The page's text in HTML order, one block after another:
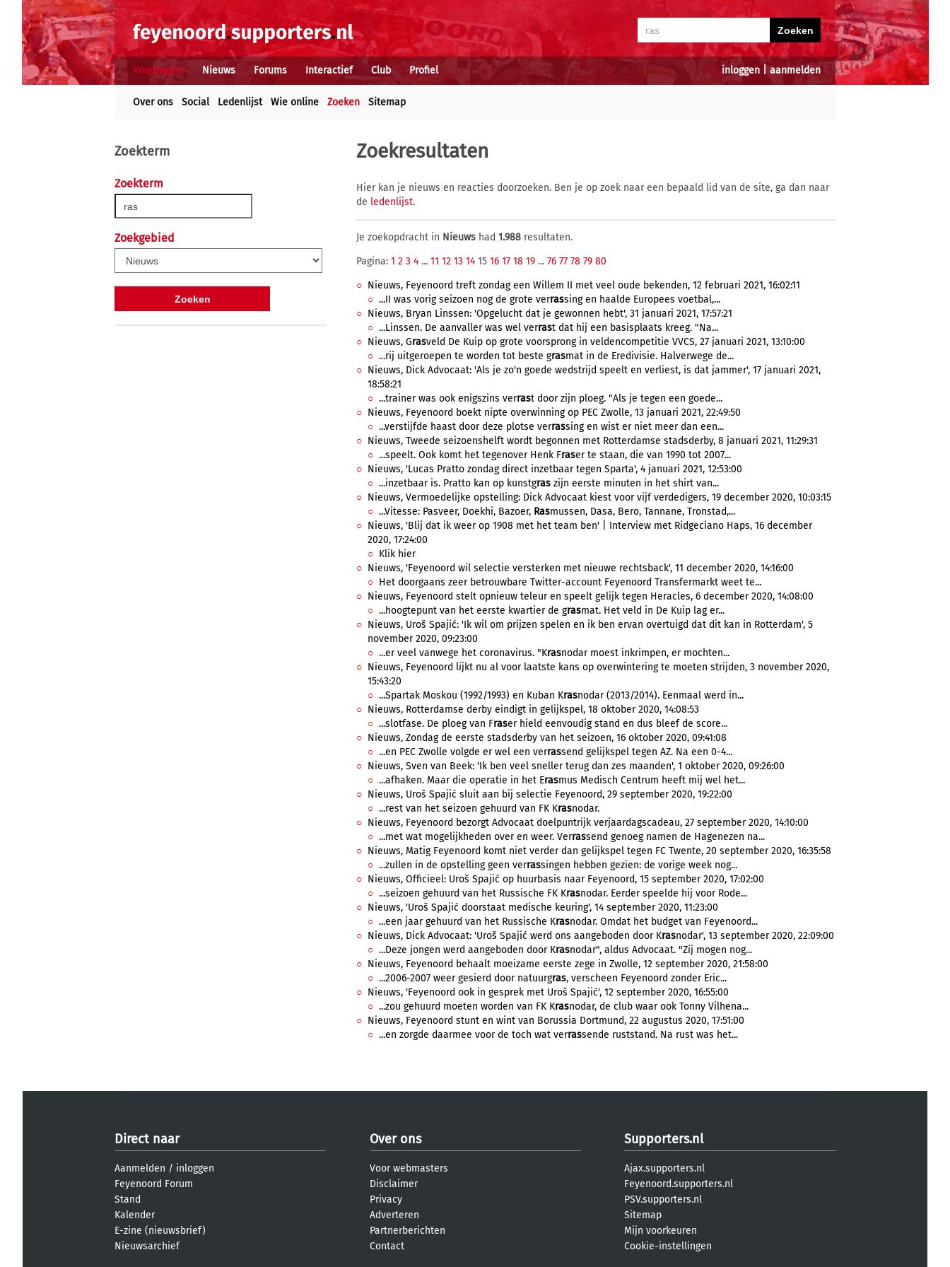
inloggen aanmelden
Voorpagina Nieuws Forums Interactief Club Profiel
Over ons Social Ledenlijst Wie online Zoeken Sitemap
Zoekterm
Zoekterm
Zoekgebied
Zoekresultaten
Hier kan je nieuws en reacties doorzoeken. Ben je op zoek naar een bepaald lid van de site, ga dan naar
de ledenlijst.
Je zoekopdracht in Nieuws had 1.988 resultaten.
Pagina: 1 2 3 4 ... 11 12 13 14 15 16 17 18 19 ... 76 77 78 79 80
Nieuws, Feyenoord treft zondag een Willem II met veel oude bekenden, 12 februari 2021, 16:02:11
...II was vorig seizoen nog de grote verrassing en haalde Europees voetbal,...
Nieuws, Bryan Linssen: 'Opgelucht dat je gewonnen hebt', 31 januari 2021, 17:57:21
...Linssen. De aanvaller was wel verrast dat hij een basisplaats kreeg. "Na...
Nieuws, Grasveld De Kuip op grote voorsprong in veldencompetitie VVCS, 27 januari 2021, 13:10:00
...rij uitgeroepen te worden tot beste grasmat in de Eredivisie. Halverwege de...
Nieuws, Dick Advocaat: 'Als je zo'n goede wedstrijd speelt en verliest, is dat jammer', 17 januari 2021,
18:58:21
...trainer was ook enigszins verrast door zijn ploeg. "Als je tegen een goede...
Nieuws, Feyenoord boekt nipte overwinning op PEC Zwolle, 13 januari 2021, 22:49:50
...verstijfde haast door deze plotse verrassing en wist er niet meer dan een...
Nieuws, Tweede seizoenshelft wordt begonnen met Rotterdamse stadsderby, 8 januari 2021, 11:29:31
...speelt. Ook komt het tegenover Henk Fraser te staan, die van 1990 tot 2007...
Nieuws, 'Lucas Pratto zondag direct inzetbaar tegen Sparta', 4 januari 2021, 12:53:00
...inzetbaar is. Pratto kan op kunstgras zijn eerste minuten in het shirt van...
Nieuws, Vermoedelijke opstelling: Dick Advocaat kiest voor vijf verdedigers, 19 december 2020, 10:03:15
...Vitesse: Pasveer, Doekhi, Bazoer, Rasmussen, Dasa, Bero, Tannane, Tronstad,...
Nieuws, 'Blij dat ik weer op 1908 met het team ben' | Interview met Ridgeciano Haps, 16 december
2020, 17:24:00
Klik hier
Nieuws, 'Feyenoord wil selectie versterken met nieuwe rechtsback', 11 december 2020, 14:16:00
Het doorgaans zeer betrouwbare Twitter-account Feyenoord Transfermarkt weet te...
Nieuws, Feyenoord stelt opnieuw teleur en speelt gelijk tegen Heracles, 6 december 2020, 14:08:00
...hoogtepunt van het eerste kwartier de grasmat. Het veld in De Kuip lag er...
Nieuws, Uroš Spajić: 'Ik wil om prijzen spelen en ik ben ervan overtuigd dat dit kan in Rotterdam', 5
november 2020, 09:23:00
...er veel vanwege het coronavirus. "Krasnodar moest inkrimpen, er mochten...
Nieuws, Feyenoord lijkt nu al voor laatste kans op overwintering te moeten strijden, 3 november 2020,
15:43:20
...Spartak Moskou (1992/1993) en Kuban Krasnodar (2013/2014). Eenmaal werd in...
Nieuws, Rotterdamse derby eindigt in gelijkspel, 18 oktober 2020, 14:08:53
...slotfase. De ploeg van Fraser hield eenvoudig stand en dus bleef de score...
Nieuws, Zondag de eerste stadsderby van het seizoen, 16 oktober 2020, 09:41:08
...en PEC Zwolle volgde er wel een verrassend gelijkspel tegen AZ. Na een 0-4...
Nieuws, Sven van Beek: 'Ik ben veel sneller terug dan zes maanden', 1 oktober 2020, 09:26:00
...afhaken. Maar die operatie in het Erasmus Medisch Centrum heeft mij wel het...
Nieuws, Uroš Spajić sluit aan bij selectie Feyenoord, 29 september 2020, 19:22:00
...rest van het seizoen gehuurd van FK Krasnodar.
Nieuws, Feyenoord bezorgt Advocaat doelpuntrijk verjaardagscadeau, 27 september 2020, 14:10:00
...met wat mogelijkheden over en weer. Verrassend genoeg namen de Hagenezen na...
Nieuws, Matig Feyenoord komt niet verder dan gelijkspel tegen FC Twente, 20 september 2020, 16:35:58
...zullen in de opstelling geen verrassingen hebben gezien: de vorige week nog...
Nieuws, Officieel: Uroš Spajić op huurbasis naar Feyenoord, 15 september 2020, 17:02:00
...seizoen gehuurd van het Russische FK Krasnodar. Eerder speelde hij voor Rode...
Nieuws, 'Uroš Spajić doorstaat medische keuring', 14 september 2020, 11:23:00
...een jaar gehuurd van het Russische Krasnodar. Omdat het budget van Feyenoord...
Nieuws, Dick Advocaat: 'Uroš Spajić werd ons aangeboden door Krasnodar', 13 september 2020, 22:09:00
...Deze jongen werd aangeboden door Krasnodar", aldus Advocaat. "Zij mogen nog...
Nieuws, Feyenoord behaalt moeizame eerste zege in Zwolle, 12 september 2020, 21:58:00
...2006-2007 weer gesierd door natuurgras, verscheen Feyenoord zonder Eric...
Nieuws, 'Feyenoord ook in gesprek met Uroš Spajić', 12 september 2020, 16:55:00
...zou gehuurd moeten worden van FK Krasnodar, de club waar ook Tonny Vilhena...
Nieuws, Feyenoord stunt en wint van Borussia Dortmund, 22 augustus 2020, 17:51:00
...en zorgde daarmee voor de toch wat verrassende ruststand. Na rust was het...
Direct naar
Aanmelden / inloggen
Feyenoord Forum
Stand
Kalender
E-zine (nieuwsbrief)
Nieuwsarchief
Over ons
Voor webmasters
Disclaimer
Privacy
Adverteren
Partnerberichten
Contact
Supporters.nl
Ajax.supporters.nl
Feyenoord.supporters.nl
PSV.supporters.nl
Sitemap
Mijn voorkeuren
Cookie-instellingen